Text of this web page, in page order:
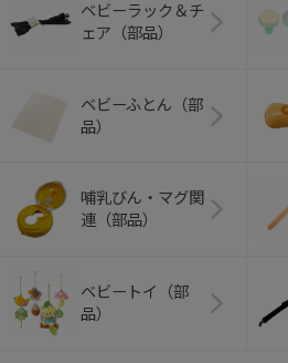
ベビーラック＆チ
ェア（部品）
ベビーふとん（部
品）
哺乳びん・マグ関
連（部品）
ベビートイ（部
品）